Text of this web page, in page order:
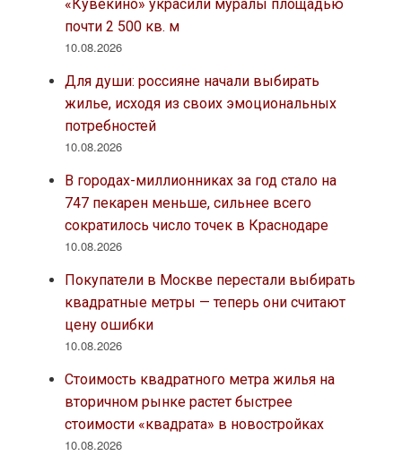
«Кувекино» украсили муралы площадью
почти 2 500 кв. м
10.08.2026
Для души: россияне начали выбирать
жилье, исходя из своих эмоциональных
потребностей
10.08.2026
В городах-миллионниках за год стало на
747 пекарен меньше, сильнее всего
сократилось число точек в Краснодаре
10.08.2026
Покупатели в Москве перестали выбирать
квадратные метры — теперь они считают
цену ошибки
10.08.2026
Стоимость квадратного метра жилья на
вторичном рынке растет быстрее
стоимости «квадрата» в новостройках
10.08.2026